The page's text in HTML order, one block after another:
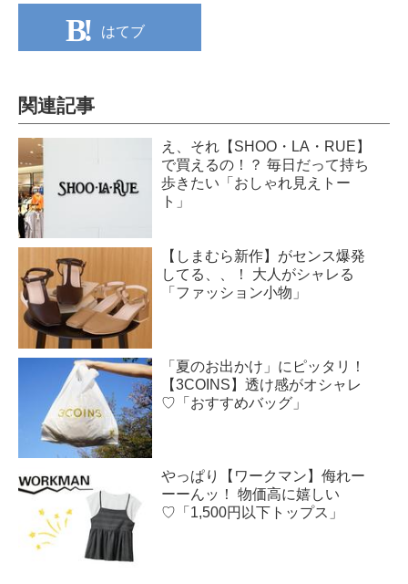
はてブ
関連記事
え、それ【SHOO・LA・RUE】
で買えるの！？ 毎日だって持ち
歩きたい「おしゃれ見えトー
ト」
【しまむら新作】がセンス爆発
してる、、！ 大人がシャレる
「ファッション小物」
「夏のお出かけ」にピッタリ！
【3COINS】透け感がオシャレ
♡「おすすめバッグ」
やっぱり【ワークマン】侮れー
ーーんッ！ 物価高に嬉しい
♡「1,500円以下トップス」